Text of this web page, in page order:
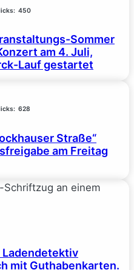
450
Sommer
am 4. Juli,
Lauf gestartet
628
Straße“
am Freitag
Ladendetektiv
mit Guthabenkarten.